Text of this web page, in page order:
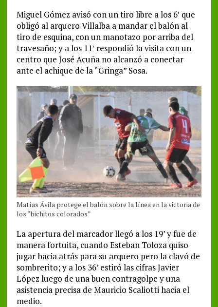
Miguel Gómez avisó con un tiro libre a los 6′ que
obligó al arquero Villalba a mandar el balón al
tiro de esquina, con un manotazo por arriba del
travesaño; y a los 11′ respondió la visita con un
centro que José Acuña no alcanzó a conectar
ante el achique de la “Gringa” Sosa.
Matías Ávila protege el balón sobre la línea en la victoria de
los “bichitos colorados”
La apertura del marcador llegó a los 19’ y fue de
manera fortuita, cuando Esteban Toloza quiso
jugar hacia atrás para su arquero pero la clavó de
sombrerito; y a los 36’ estiró las cifras Javier
López luego de una buen contragolpe y una
asistencia precisa de Mauricio Scaliotti hacia el
medio.